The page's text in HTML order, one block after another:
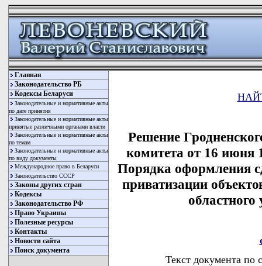
Главная
Законодательство РБ
Кодексы Беларуси
Законодательные и нормативные акты
по дате принятия
Законодательные и нормативные акты
принятые различными органами власти
Законодательные и нормативные акты
по темам
Законодательные и нормативные акты
по виду документы
Международное право в Беларуси
Законодательство СССР
Законы других стран
Кодексы
Законодательство РФ
Право Украины
Полезные ресурсы
Контакты
Новости сайта
Поиск документа
Решение
комитета от 16
Порядка оформления
приватизации
Текст документа по